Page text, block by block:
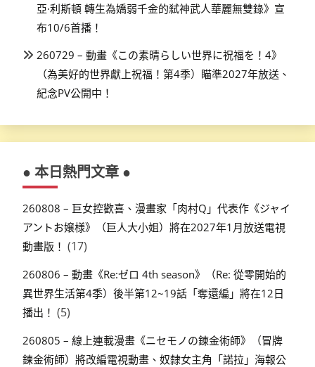
亞·利斯頓 轉生為嬌弱千金的弒神武人華麗無雙錄》宣
布10/6首播！
260729 – 動畫《この素晴らしい世界に祝福を！4》
（為美好的世界獻上祝福！第4季）瞄準2027年放送、
紀念PV公開中！
● 本日熱門文章 ●
260808 – 巨女控歡喜、漫畫家「肉村Q」代表作《ジャイ
アントお嬢様》（巨人大小姐）將在2027年1月放送電視
動畫版！ (17)
260806 – 動畫《Re:ゼロ 4th season》（Re: 從零開始的
異世界生活第4季）後半第12~19話「奪還編」將在12日
播出！ (5)
260805 – 線上連載漫畫《ニセモノの錬金術師》（冒牌
鍊金術師）將改編電視動畫、奴隸女主角「諾拉」海報公